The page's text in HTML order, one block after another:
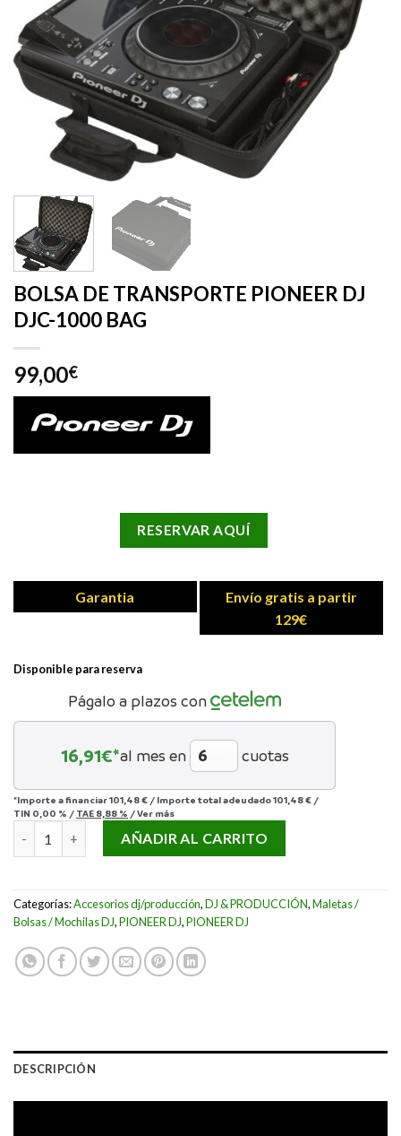
BOLSA DE TRANSPORTE PIONEER DJ
DJC-1000 BAG
99,00€
RESERVAR AQUÍ
Garantia
Envío gratis a partir
129€
Disponible para reserva
Págalo a plazos con
16,91€*al mes en cuotas
*Importe a financiar101,48 € / Importe total adeudado101,48 € /
TIN 0,00 % / TAE 8,88 % /Ver más
BOLSA DE TRANSPORTE PIONEER DJ DJC-1000 BAG cantidad
AÑADIR AL CARRITO
Categorías:Accesorios dj/producción,DJ & PRODUCCIÓN,Maletas /
Bolsas / Mochilas DJ,PIONEER DJ,PIONEER DJ
DESCRIPCIÓN